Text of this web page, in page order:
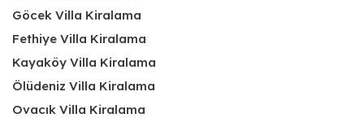
Göcek Villa Kiralama
Fethiye Villa Kiralama
Kayaköy Villa Kiralama
Ölüdeniz Villa Kiralama
Ovacık Villa Kiralama